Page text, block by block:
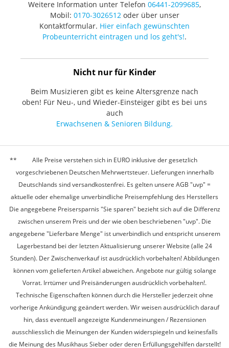
Weitere Information unter Telefon 06441-2099685,
Mobil: 0170-3026512oder über unser
Kontaktformular. Hier einfach gewünschten
Probeunterricht eintragen und los geht's!.
Nicht nur für Kinder
Beim Musizieren gibt es keine Altersgrenze nach
oben! Für Neu-, und Wieder-Einsteiger gibt es bei uns
auch
Erwachsenen & Senioren Bildung.
Alle Preise verstehen sich in EURO inklusive der gesetzlich
vorgeschriebenen Deutschen Mehrwertsteuer. Lieferungen innerhalb
Deutschlands sind versandkostenfrei. Es gelten unsere AGB "uvp" =
aktuelle oder ehemalige unverbindliche Preisempfehlung des Herstellers
Die angegebene Preisersparnis "Sie sparen" bezieht sich auf die Differenz
zwischen unserem Preis und der wie oben beschriebenen "uvp". Die
angegebene "Lieferbare Menge" ist unverbindlich und entspricht unserem
Lagerbestand bei der letzten Aktualisierung unserer Website (alle 24
Stunden). Der Zwischenverkauf ist ausdrücklich vorbehalten! Abbildungen
können vom gelieferten Artikel abweichen. Angebote nur gültig solange
Vorrat. Irrtümer und Preisänderungen ausdrücklich vorbehalten!.
Technische Eigenschaften können durch die Hersteller jederzeit ohne
vorherige Ankündigung geändert werden. Wir weisen ausdrücklich darauf
hin, dass eventuell angezeigte Kundenmeinungen / Rezensionen
ausschliesslich die Meinungen der Kunden widerspiegeln und keinesfalls
die Meinung des Musikhaus Sieber oder deren Erfüllungsgehilfen darstellt!